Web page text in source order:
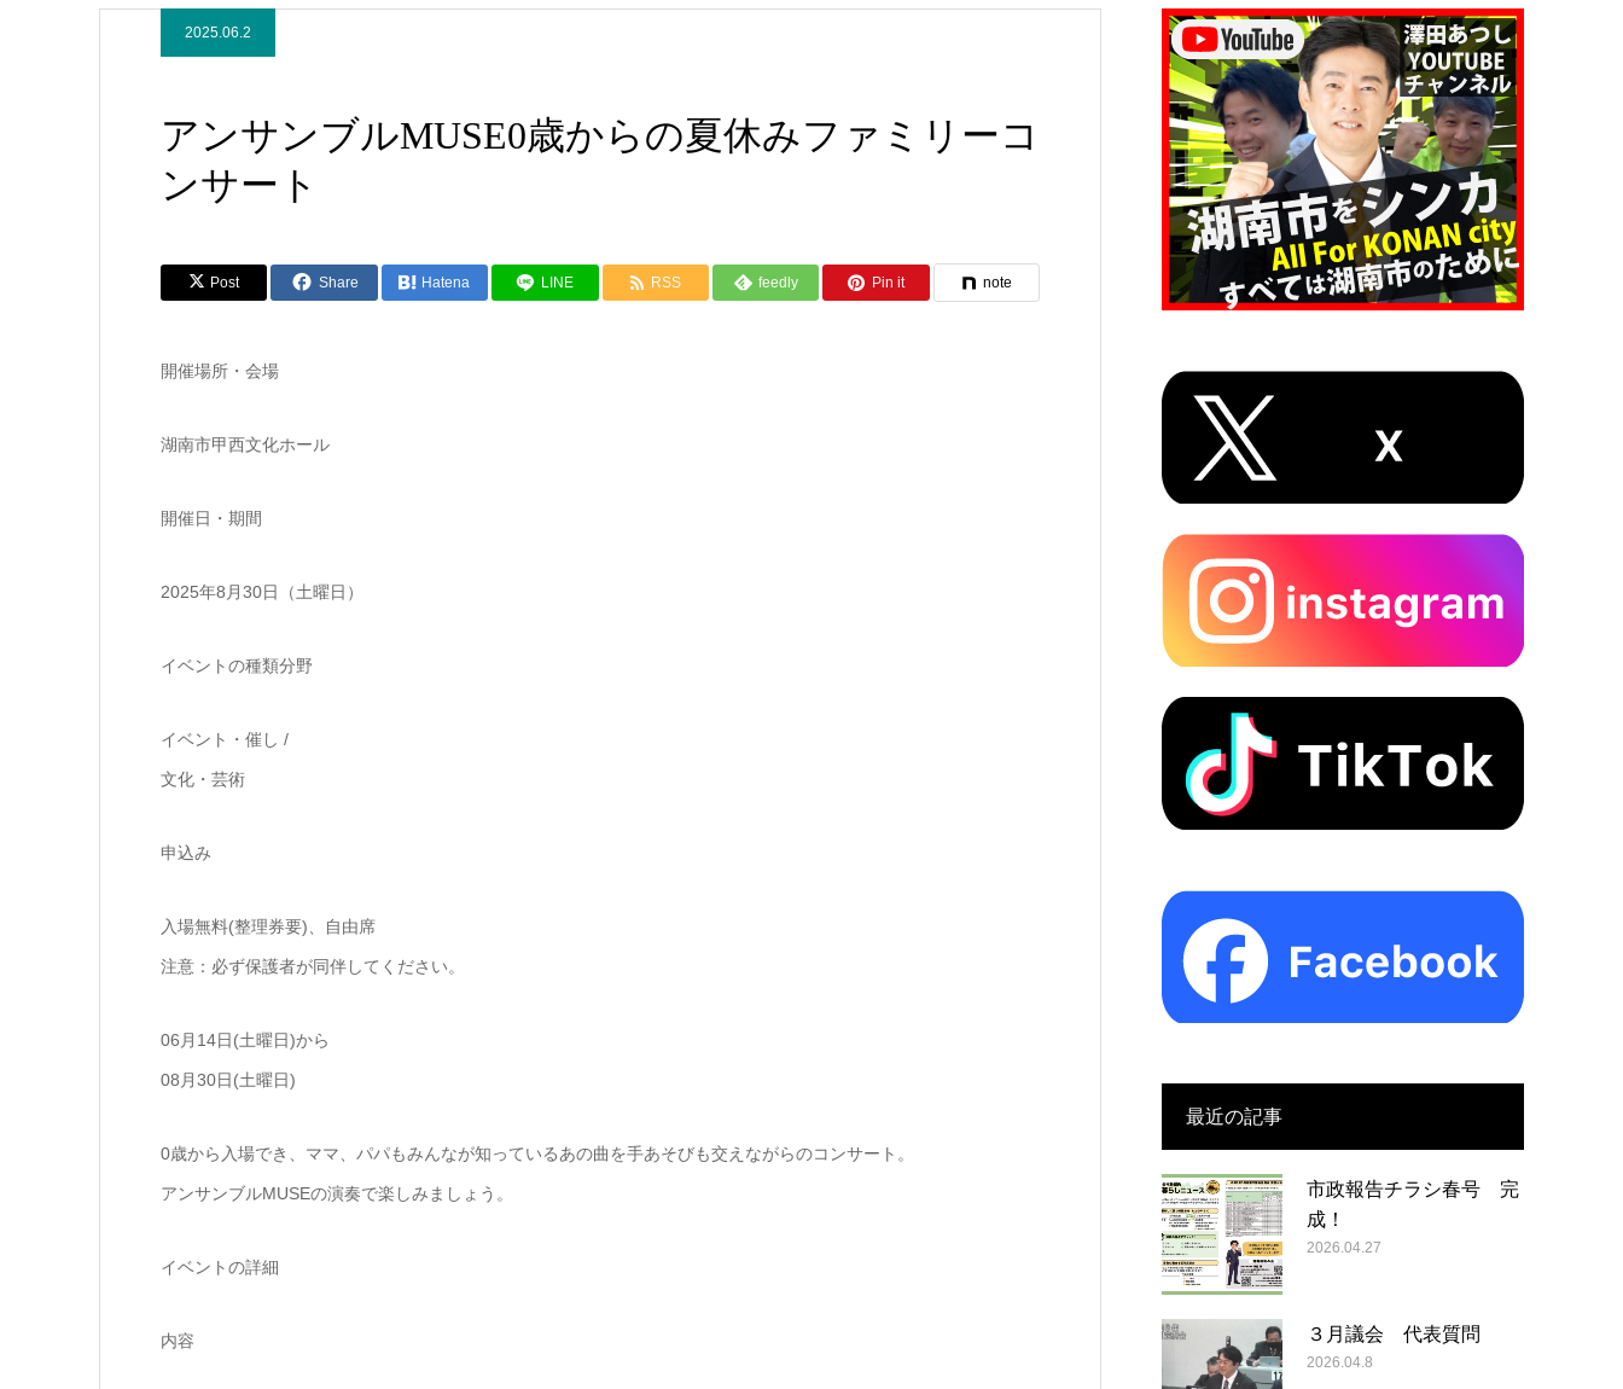
2025.06.2
アンサンブルMUSE0歳からの夏休みファミリーコ
ンサート
Post Share Hatena LINE RSS feedly Pin it note
開催場所・会場
湖南市甲西文化ホール
開催日・期間
2025年8月30日（土曜日）
イベントの種類分野
イベント・催し /
文化・芸術
申込み
入場無料(整理券要)、自由席
注意：必ず保護者が同伴してください。
06月14日(土曜日)から
08月30日(土曜日)
0歳から入場でき、ママ、パパもみんなが知っているあの曲を手あそびも交えながらのコンサート。
アンサンブルMUSEの演奏で楽しみましょう。
イベントの詳細
内容
最近の記事
市政報告チラシ春号 完
成！
2026.04.27
３月議会 代表質問
2026.04.8